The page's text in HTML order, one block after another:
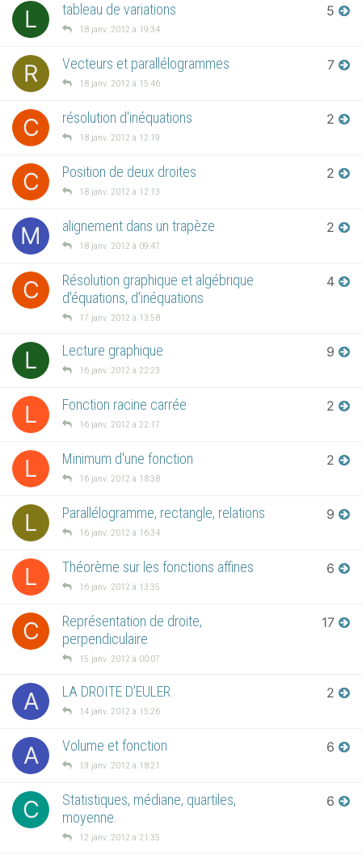
L tableau de variations
18 janv. 2012 à 19:34
5
R Vecteurs et parallélogrammes
18 janv. 2012 à 15:46
7
C résolution d'inéquations
18 janv. 2012 à 12:19
2
C Position de deux droites
18 janv. 2012 à 12:13
2
M alignement dans un trapèze
18 janv. 2012 à 09:47
2
C
Résolution graphique et algébrique
d'équations, d'inéquations
17 janv. 2012 à 13:58
4
L Lecture graphique
16 janv. 2012 à 22:23
9
L Fonction racine carrée
16 janv. 2012 à 22:17
2
L Minimum d'une fonction
16 janv. 2012 à 18:38
2
L Parallélogramme, rectangle, relations
16 janv. 2012 à 16:34
9
L Théorème sur les fonctions affines
16 janv. 2012 à 13:35
6
C
Représentation de droite,
perpendiculaire
15 janv. 2012 à 00:07
17
A LA DROITE D'EULER
14 janv. 2012 à 15:26
2
A Volume et fonction
13 janv. 2012 à 18:21
6
C
Statistiques, médiane, quartiles,
moyenne.
12 janv. 2012 à 21:35
6